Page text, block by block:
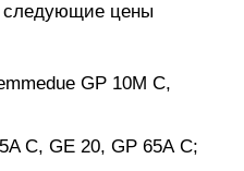
следующие цены
GP 10M C,
C, GE 20, GP 65A C;